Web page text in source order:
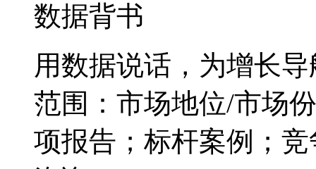
数据背书
用数据说话，为增长导
范围：市场地位/市场
项报告；标杆案例；